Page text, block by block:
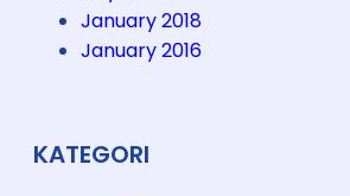
0
2
January 2018
January 2016
KATEGORI